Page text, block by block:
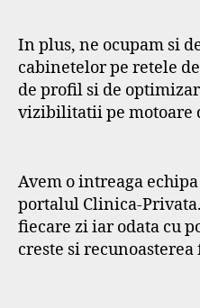
In plus, ne ocupam si
cabinetelor pe retele
de profil si de
vizibilitatii pe motoare
Avem o intreaga
portalul Clinica-
fiecare zi iar odata cu
creste si